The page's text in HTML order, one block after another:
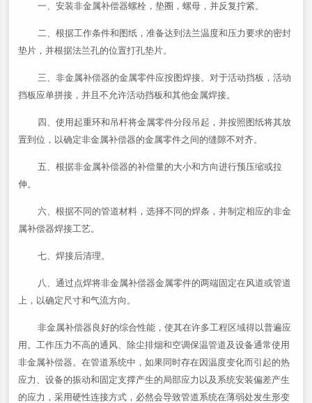
一、安装非金属补偿器螺栓，垫圈，螺母，并反复拧紧。
二、根据工作条件和图纸，准备达到法兰温度和压力要求的密封
垫片，并根据法兰孔的位置打孔垫片。
三、非金属补偿器的金属零件应按图焊接。对于活动挡板，活动
挡板应单拼接，并且不允许活动挡板和其他金属焊接。
四、使用起重环和吊杆将金属零件分段吊起，并按照图纸将其放
置到位，以确定非金属补偿器的金属零件之间的缝隙不对齐。
五、根据非金属补偿器的补偿量的大小和方向进行预压缩或拉
伸。
六、根据不同的管道材料，选择不同的焊条，并制定相应的非金
属补偿器焊接工艺。
七、焊接后清理。
八、通过点焊将非金属补偿器金属零件的两端固定在风道或管道
上，以确定尺寸和气流方向。
非金属补偿器良好的综合性能，使其在许多工程区域得以普遍应
用。工作压力不高的通风、除尘排烟和空调保温管道及设备通常使用
非金属补偿器。在管道系统中，如果同时存在因温度变化而引起的热
应力、设备的振动和固定支撑产生的局部应力以及系统安装偏差产生
的应力，采用硬性连接方式，必然会导致管道系统在薄弱处发生形变